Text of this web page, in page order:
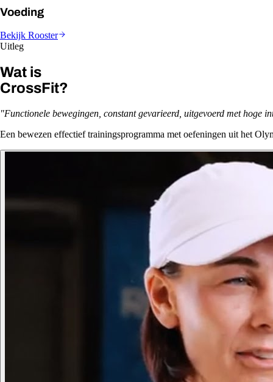
Voeding
Bekijk Rooster
Uitleg
Wat is
CrossFit?
"Functionele bewegingen, constant gevarieerd, uitgevoerd met hoge
Een bewezen effectief trainingsprogramma met oefeningen uit het